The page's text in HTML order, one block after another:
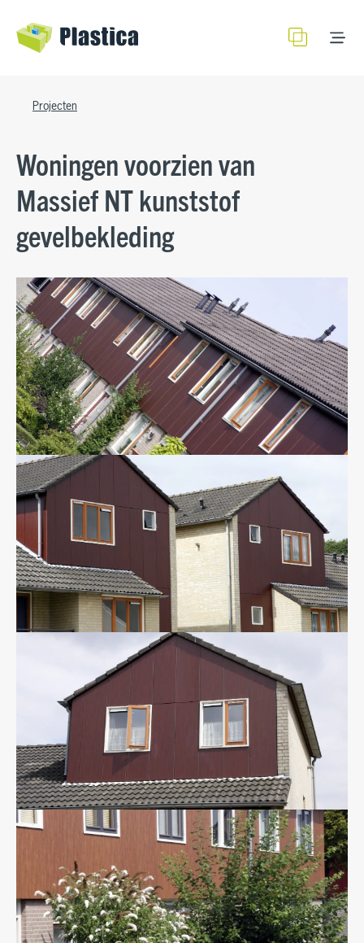
Projecten
Woningen voorzien van
Massief NT kunststof
gevelbekleding